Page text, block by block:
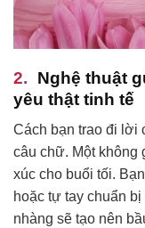
Nghệ thuật
yêu thật tinh tế
Cách bạn trao đi lời
câu chữ. Một không
xúc cho buổi tối.
hoặc tự tay chuẩn
nhàng sẽ tạo nên